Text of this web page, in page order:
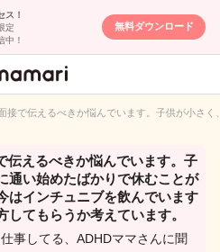
ス！
定
中！
無料ダウンロード
用匿名QA
接で伝えるべきか悩んでいます。子供が小さ
伝えるべきか悩んでいます。子
通い始めたばかりで休むことが
はインチュニブを飲んでいます
してもらうか考えています。
事してる、ADHDママさんに聞